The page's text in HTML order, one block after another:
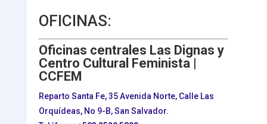
OFICINAS:
Oficinas centrales Las Dignas y
Centro Cultural Feminista |
CCFEM
Reparto Santa Fe, 35 Avenida Norte, Calle Las
Orquídeas, No 9-B, San Salvador.